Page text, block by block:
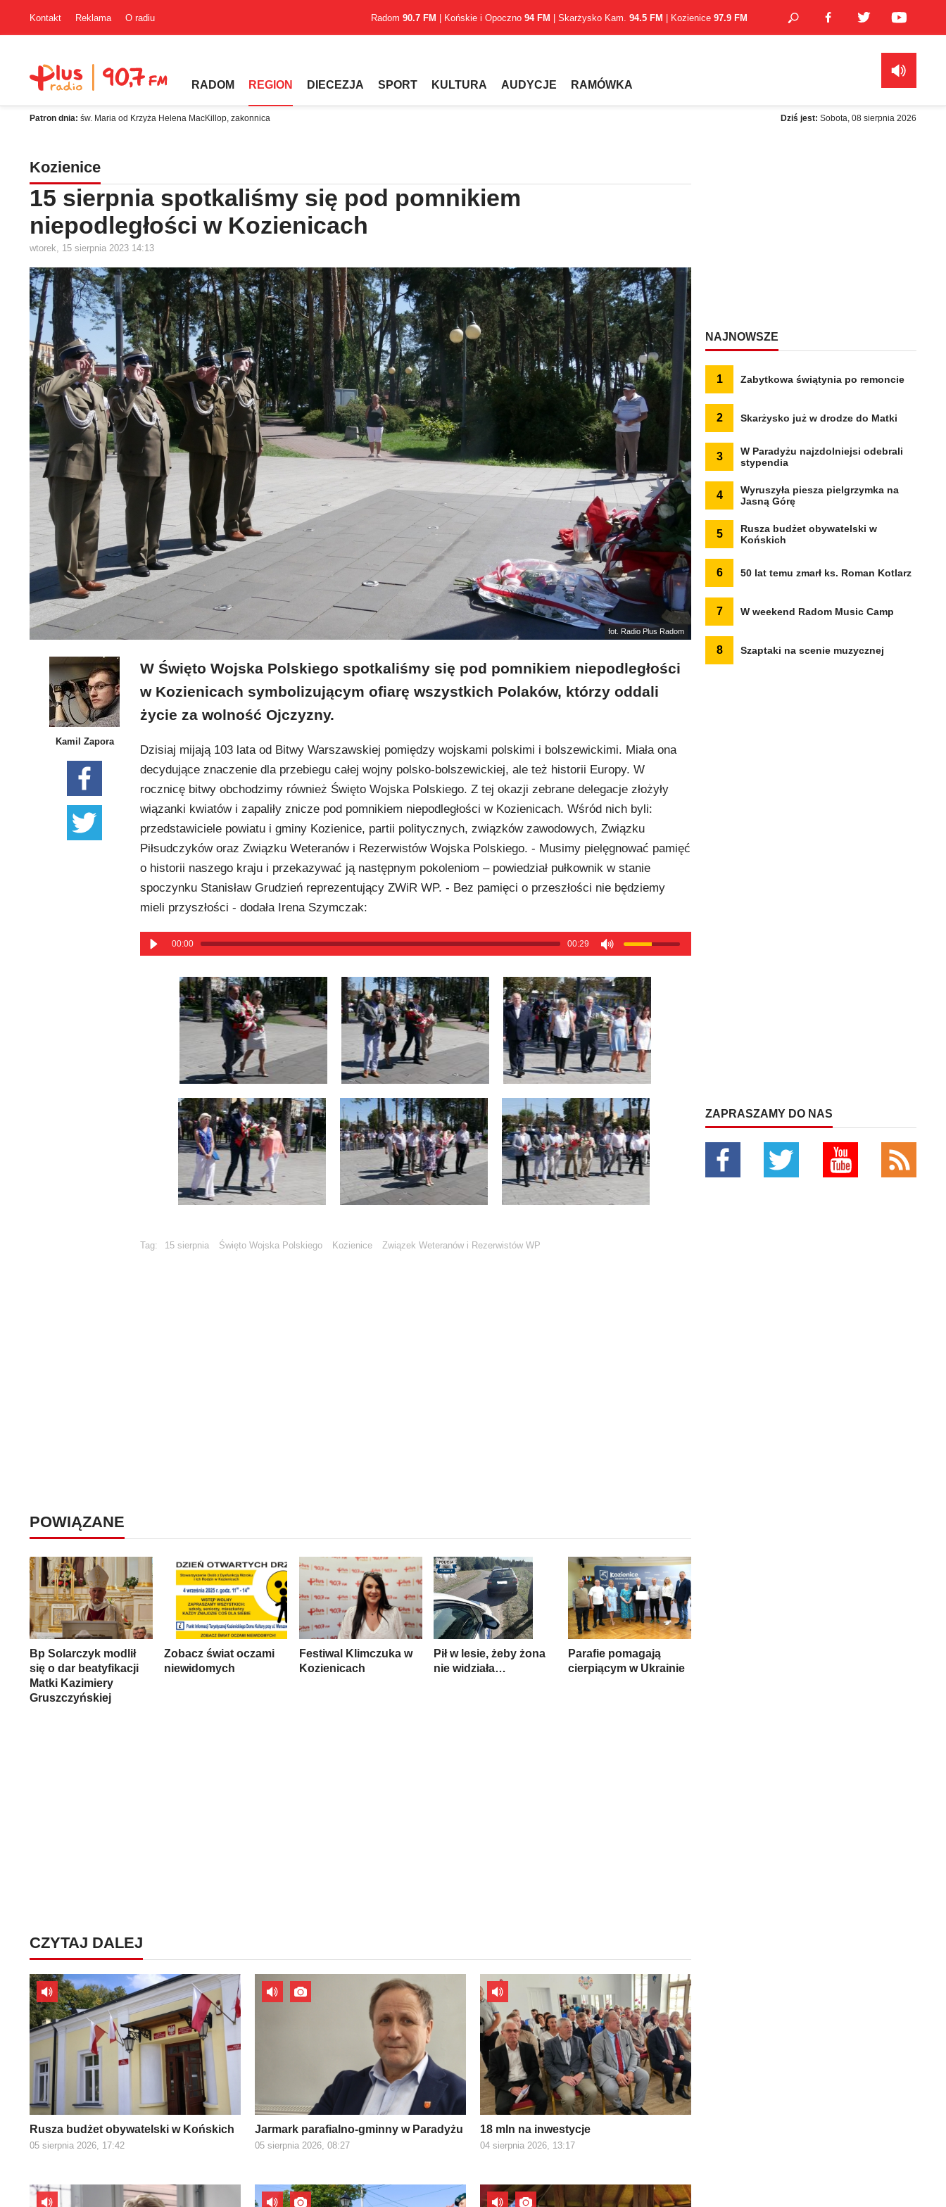
Kontakt Reklama O radiu Radom 90.7 FM | Końskie i Opoczno 94 FM | Skarżysko Kam. 94.5 FM | Kozienice 97.9 FM
RADOM REGION DIECEZJA SPORT KULTURA AUDYCJE RAMÓWKA
Patron dnia: św. Maria od Krzyża Helena MacKillop, zakonnica Dziś jest: Sobota, 08 sierpnia 2026
Kozienice
15 sierpnia spotkaliśmy się pod pomnikiem
niepodległości w Kozienicach
wtorek, 15 sierpnia 2023 14:13
fot. Radio Plus Radom
Kamil Zapora
W Święto Wojska Polskiego spotkaliśmy się pod pomnikiem niepodległości
w Kozienicach symbolizującym ofiarę wszystkich Polaków, którzy oddali
życie za wolność Ojczyzny.
Dzisiaj mijają 103 lata od Bitwy Warszawskiej pomiędzy wojskami polskimi i bolszewickimi. Miała ona
decydujące znaczenie dla przebiegu całej wojny polsko-bolszewickiej, ale też historii Europy. W
rocznicę bitwy obchodzimy również Święto Wojska Polskiego. Z tej okazji zebrane delegacje złożyły
wiązanki kwiatów i zapaliły znicze pod pomnikiem niepodległości w Kozienicach. Wśród nich byli:
przedstawiciele powiatu i gminy Kozienice, partii politycznych, związków zawodowych, Związku
Piłsudczyków oraz Związku Weteranów i Rezerwistów Wojska Polskiego. - Musimy pielęgnować pamięć
o historii naszego kraju i przekazywać ją następnym pokoleniom – powiedział pułkownik w stanie
spoczynku Stanisław Grudzień reprezentujący ZWiR WP. - Bez pamięci o przeszłości nie będziemy
mieli przyszłości - dodała Irena Szymczak:
00:00 00:29
Tag: 15 sierpnia Święto Wojska Polskiego Kozienice Związek Weteranów i Rezerwistów WP
POWIĄZANE
Bp Solarczyk modlił
się o dar beatyfikacji
Matki Kazimiery
Gruszczyńskiej
Zobacz świat oczami
niewidomych
Festiwal Klimczuka w
Kozienicach
Pił w lesie, żeby żona
nie widziała…
Parafie pomagają
cierpiącym w Ukrainie
CZYTAJ DALEJ
Rusza budżet obywatelski w Końskich
05 sierpnia 2026, 17:42
Jarmark parafialno-gminny w Paradyżu
05 sierpnia 2026, 08:27
18 mln na inwestycje
04 sierpnia 2026, 13:17
NAJNOWSZE
1 Zabytkowa świątynia po remoncie
2 Skarżysko już w drodze do Matki
3
W Paradyżu najzdolniejsi odebrali
stypendia
4
Wyruszyła piesza pielgrzymka na
Jasną Górę
5
Rusza budżet obywatelski w
Końskich
6 50 lat temu zmarł ks. Roman Kotlarz
7 W weekend Radom Music Camp
8 Szaptaki na scenie muzycznej
ZAPRASZAMY DO NAS